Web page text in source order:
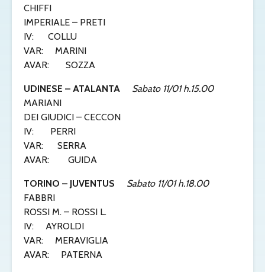
CHIFFI
IMPERIALE – PRETI
IV: COLLU
VAR: MARINI
AVAR: SOZZA
UDINESE – ATALANTA Sabato 11/01 h.15.00
MARIANI
DEI GIUDICI – CECCON
IV: PERRI
VAR: SERRA
AVAR: GUIDA
TORINO – JUVENTUS Sabato 11/01 h.18.00
FABBRI
ROSSI M. – ROSSI L.
IV: AYROLDI
VAR: MERAVIGLIA
AVAR: PATERNA